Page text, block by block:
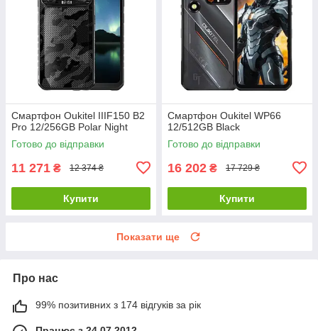
Смартфон Oukitel IIIF150 B2
Pro 12/256GB Polar Night
Готово до відправки
11 271 ₴ 12 374 ₴
Купити
Смартфон Oukitel WP66
12/512GB Black
Готово до відправки
16 202 ₴ 17 729 ₴
Купити
Показати ще
Про нас
99% позитивних з 174 відгуків за рік